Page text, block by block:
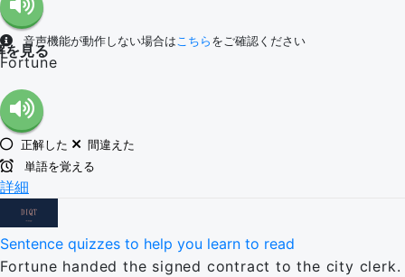
音声機能が動作しない場合はこちら をご確認ください
を見る
Fortune
正解した
間違えた
単語を覚える
詳細
Sentence quizzes to help you learn to read
Fortune handed the signed contract to the city clerk.